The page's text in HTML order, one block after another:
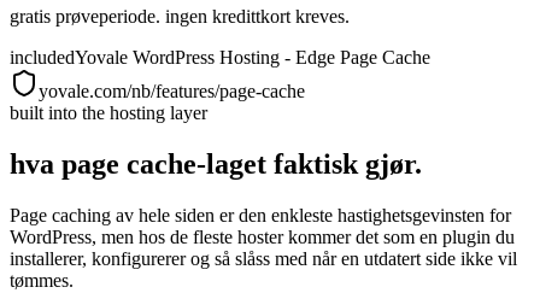
gratis prøveperiode. ingen kredittkort kreves.
includedYovale WordPress Hosting - Edge Page Cache
yovale.com/nb/features/page-cache
built into the hosting layer
hva page cache-laget faktisk gjør.
Page caching av hele siden er den enkleste hastighetsgevinsten for
WordPress, men hos de fleste hoster kommer det som en plugin du
installerer, konfigurerer og så slåss med når en utdatert side ikke vil
tømmes.